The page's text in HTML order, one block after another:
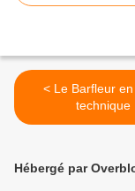
< Le Barfleur en arrêt
technique
Hébergé par